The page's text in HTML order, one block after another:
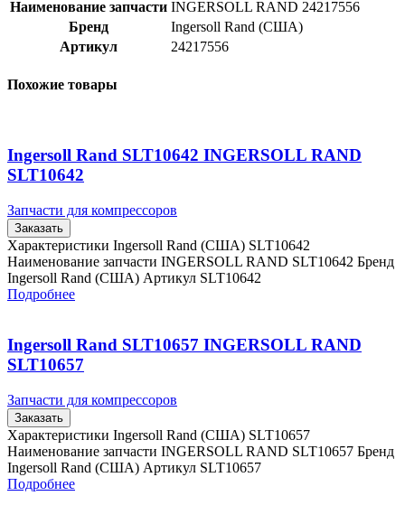
Наименование запчасти INGERSOLL RAND 24217556
Бренд
Ingersoll Rand (США)
Артикул
24217556
Похожие товары
Ingersoll Rand SLT10642 INGERSOLL RAND
SLT10642
Запчасти для компрессоров
Заказать
Характеристики Ingersoll Rand (США) SLT10642
Наименование запчасти INGERSOLL RAND SLT10642 Бренд
Ingersoll Rand (США) Артикул SLT10642
Подробнее
Ingersoll Rand SLT10657 INGERSOLL RAND
SLT10657
Запчасти для компрессоров
Заказать
Характеристики Ingersoll Rand (США) SLT10657
Наименование запчасти INGERSOLL RAND SLT10657 Бренд
Ingersoll Rand (США) Артикул SLT10657
Подробнее